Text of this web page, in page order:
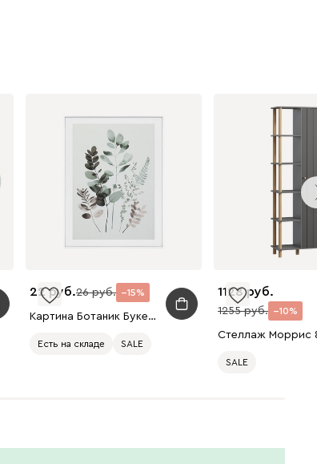
22 26 15
Картина Ботаник Букет 30x40
Есть на складе SALE
1128
1255 10
SALE